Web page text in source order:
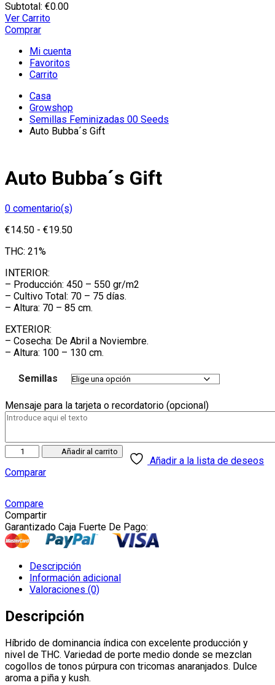
Subtotal: €0.00
Ver Carrito
Comprar
Mi cuenta
Favoritos
Carrito
Casa
Growshop
Semillas Feminizadas 00 Seeds
Auto Bubba´s Gift
Auto Bubba´s Gift
0 comentario(s)
€14.50 - €19.50Rango
hasta
€19.50
THC: 21%
INTERIOR:
– Producción: 450 – 550 gr/m2
– Cultivo Total: 70 – 75 días.
– Altura: 70 – 85 cm.
EXTERIOR:
– Cosecha: De Abril a Noviembre.
– Altura: 100 – 130 cm.
Semillas
Mensaje para la tarjeta o recordatorio (opcional)
Auto
´s
cantidad
Añadir al carrito
Añadir a la lista de deseos
Comparar
Compare
Compartir
Garantizado Caja Fuerte De Pago:
Descripción
Información adicional
Valoraciones (0)
Descripción
Híbrido de dominancia índica con excelente producción y
nivel de THC. Variedad de porte medio donde se mezclan
cogollos de tonos púrpura con tricomas anaranjados. Dulce
aroma a piña y kush.